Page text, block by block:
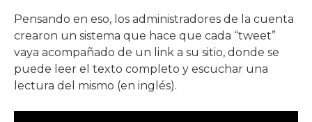
Pensando en eso, los administradores de la cuenta
crearon un sistema que hace que cada “tweet”
vaya acompañado de un link a su sitio, donde se
puede leer el texto completo y escuchar una
lectura del mismo (en inglés).